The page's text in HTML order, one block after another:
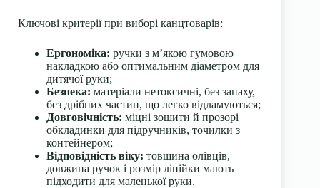
Ключові критерії при виборі канцтоварів:
Ергономіка: ручки з м’якою гумовою
накладкою або оптимальним діаметром для
дитячої руки;
Безпека: матеріали нетоксичні, без запаху,
без дрібних частин, що легко відламуються;
Довговічність: міцні зошити й прозорі
обкладинки для підручників, точилки з
контейнером;
Відповідність віку: товщина олівців,
довжина ручок і розмір лінійки мають
підходити для маленької руки.